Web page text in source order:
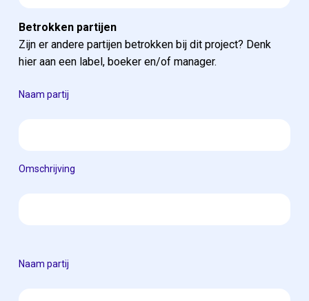
Betrokken partijen
Zijn er andere partijen betrokken bij dit project? Denk
hier aan een label, boeker en/of manager.
Naam partij
Omschrijving
Naam partij